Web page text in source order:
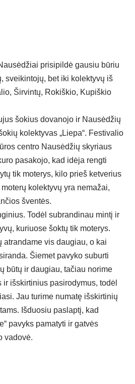
prisipildė gausiu būriu
sveikintojų, bet iki kolektyvų iš
Širvintų, Rokiškio, Kupiškio
šokius dovanojo ir Nausėdžių
kolektyvas „Liepa“. Festivalio
centro Nausėdžių skyriaus
pasakojo, kad idėja rengti
tik moterys, kilo prieš ketverius
kolektyvų yra nemažai,
šventės.
Todėl subrandinau mintį ir
kuriuose šoktų tik moterys.
atrandame vis daugiau, o kai
Šiemet pavyko suburti
būtų ir daugiau, tačiau norime
išskirtinius pasirodymus, todėl
Jau turime numatę išskirtinių
Išduosiu paslaptį, kad
pavyks pamatyti ir gatvės
vadovė.